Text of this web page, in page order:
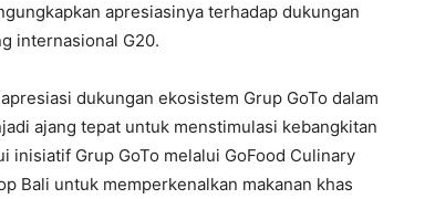
apresiasinya terhadap dukungan
internasional G20.
dukungan ekosistem Grup GoTo dalam
ajang tepat untuk menstimulasi kebangkitan
inisiatif Grup GoTo melalui GoFood Culinary
Bali untuk memperkenalkan makanan khas